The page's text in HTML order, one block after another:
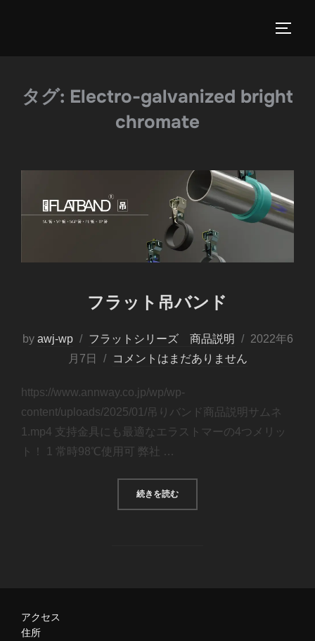
タグ: Electro-galvanized bright
chromate
フラット吊バンド
by awj-wp フラットシリーズ 商品説明
2022年6
月7日
コメントはまだありません
https://www.annway.co.jp/wp/wp-
content/uploads/2025/01/吊りバンド商品説明サムネ
1.mp4 支持金具にも最適なエラストマーの4つメリッ
ト！ 1 常時98℃使用可 弊社 …
続きを読む
アクセス
住所